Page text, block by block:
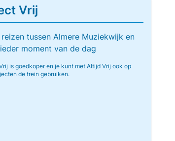
Vrij
tussen Almere Muziekwijk en
moment van de dag
is goedkoper en je kunt met Altijd Vrij ook op
de trein gebruiken.